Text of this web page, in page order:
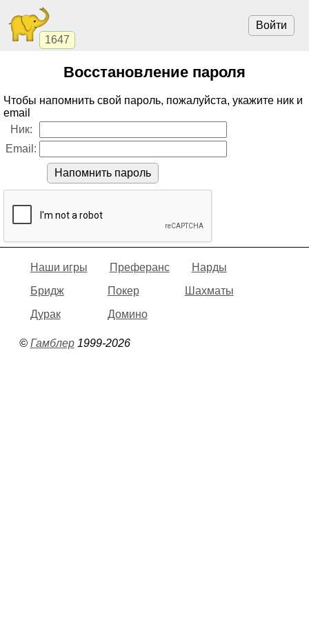
1647
Войти
Восстановление пароля
Чтобы напомнить свой пароль, пожалуйста, укажите ник и
email
Ник:
Email:
Напомнить пароль
Наши игры Преферанс
Нарды
Бридж
Покер
Шахматы
Дурак
Домино
© Гамблер1999-2026